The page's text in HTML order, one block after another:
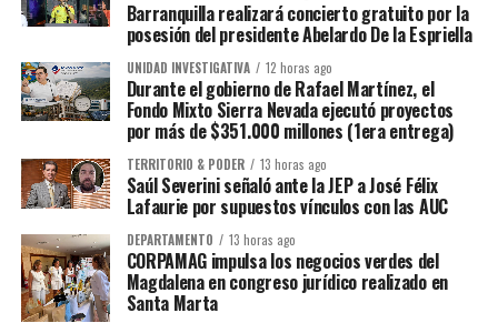
Barranquilla realizará concierto gratuito por la
posesión del presidente Abelardo De la Espriella
UNIDAD INVESTIGATIVA 12 horas ago
Durante el gobierno de Rafael Martínez, el
Fondo Mixto Sierra Nevada ejecutó proyectos
por más de $351.000 millones (1era entrega)
TERRITORIO & PODER 13 horas ago
Saúl Severini señaló ante la JEP a José Félix
Lafaurie por supuestos vínculos con las AUC
DEPARTAMENTO 13 horas ago
CORPAMAG impulsa los negocios verdes del
Magdalena en congreso jurídico realizado en
Santa Marta